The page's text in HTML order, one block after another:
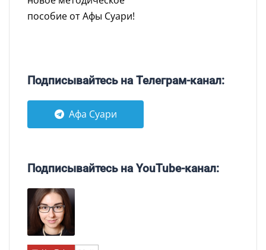
пособие от Афы Суари!
Подписывайтесь на Телеграм-канал:
Афа Суари
Подписывайтесь на YouTube-канал: